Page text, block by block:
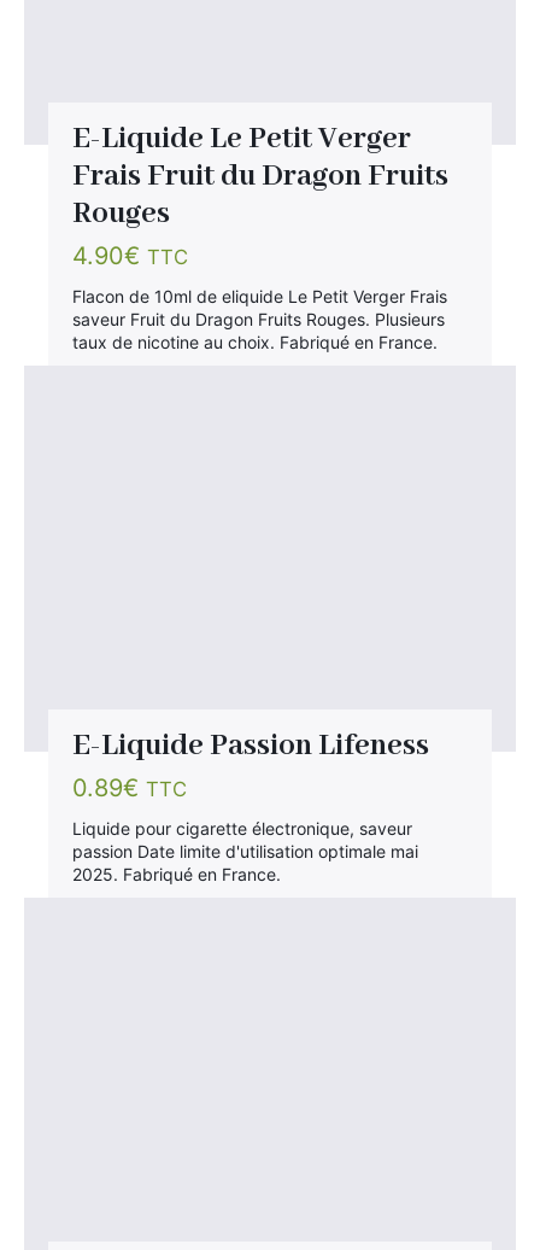
E-Liquide Le Petit Verger
Frais Fruit du Dragon Fruits
Rouges
4.90€ TTC
Flacon de 10ml de eliquide Le Petit Verger Frais
saveur Fruit du Dragon Fruits Rouges. Plusieurs
taux de nicotine au choix. Fabriqué en France.
E-Liquide Passion Lifeness
0.89€ TTC
Liquide pour cigarette électronique, saveur
passion Date limite d'utilisation optimale mai
2025. Fabriqué en France.